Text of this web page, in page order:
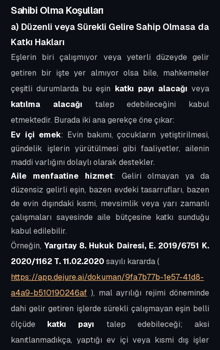
Sahibi Olma Koşulları
a) Düzenli veya Sürekli Gelire Sahip Olmasa da
Katkı Hakları
Eşlerin biri çalışmıyor veya yeterli düzeyde gelir
getiren bir işte yer almıyor olsa bile, mahkemeler
çeşitli durumlarda bu eşin katkı payı alacağı veya
katılma alacağı talep edebileceğini kabul
etmektedir. Burada iki ana gerekçe öne çıkar:
Ev içi emek: Evin bakımı, çocukların yetiştirilmesi,
gündelik işlerin yürütülmesi gibi faaliyetler, ailenin
maddi varlığını dolaylı olarak destekler.
Aile menfaatine hizmet: Geliri olmayan ya da
düzensiz gelirli eşin, bazen evdeki tasarrufları, bazen
de evin dışındaki kısmi, mevsimlik veya yarı zamanlı
çalışmaları sayesinde aile bütçesine katkı sunduğu
kabul edilebilir.
Örneğin, Yargıtay 8. Hukuk Dairesi, E. 2019/6751 K.
2020/1162 T. 11.02.2020sayılı kararda (
https://app.dejure.ai/dokuman/9fa7b77b-1e57-41d8-
a4a9-b510190246af ), mal ayrılığı rejimi döneminde
dahi gelir getiren işlerde sürekli çalışmayan eşin belli
ölçüde katkı payı talep edebileceği; aksi
kanıtlanmadıkça, yaptığı ev içi veya kısmi dış işler